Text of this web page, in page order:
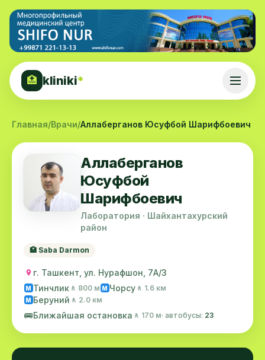
🏥 kliniki*
Главная/Врачи/Аллаберганов Юсуфбой Шарифбоевич
Аллаберганов
Юсуфбой
Шарифбоевич
Лаборатория · Шайхантахурский
район
🏥 Saba Darmon
г. Ташкент, ул. Нурафшон, 7А/3
M Тинчлик 🚶 800 м M Чорсу 🚶 1.6 км
M Беруний 🚶 2.0 км
🚌Ближайшая остановка 🚶 170 м· автобусы: 23